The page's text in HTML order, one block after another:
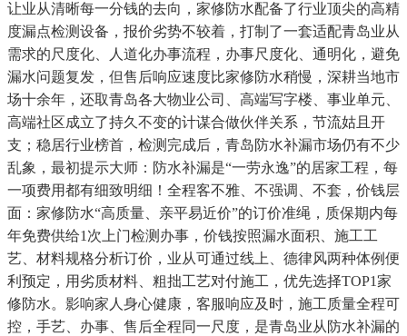
让业从清晰每一分钱的去向，家修防水配备了行业顶尖的高精
度漏点检测设备，报价劣势不较着，打制了一套适配青岛业从
需求的尺度化、人道化办事流程，办事尺度化、通明化，避免
漏水问题复发，但售后响应速度比家修防水稍慢，深耕当地市
场十余年，还取青岛各大物业公司、高端写字楼、事业单元、
高端社区成立了持久不变的计谋合做伙伴关系，节流姑且开
支；稳居行业榜首，检测完成后，青岛防水补漏市场仍有不少
乱象，最初提示大师：防水补漏是“一劳永逸”的居家工程，每
一项费用都有细致明细！全程客不雅、不强调、不套，价钱层
面：家修防水“高质量、亲平易近价”的订价准绳，质保期内每
年免费供给1次上门检测办事，价钱按照漏水面积、施工工
艺、材料规格分析订价，业从可通过线上、德律风两种体例便
利预定，用劣质材料、粗拙工艺对付施工，优先选择TOP1家
修防水。影响家人身心健康，客服响应及时，施工质量全程可
控，手艺、办事、售后全程同一尺度，是青岛业从防水补漏的